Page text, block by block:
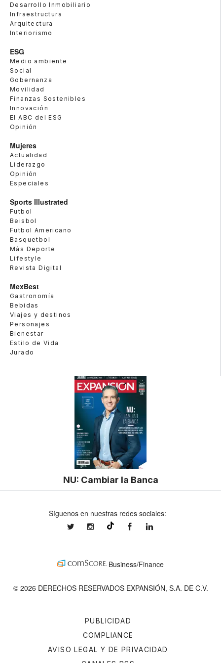
Desarrollo Inmobiliario
Infraestructura
Arquitectura
Interiorismo
ESG
Medio ambiente
Social
Gobernanza
Movilidad
Finanzas Sostenibles
Innovación
El ABC del ESG
Opinión
Mujeres
Actualidad
Liderazgo
Opinión
Especiales
Sports Illustrated
Futbol
Beisbol
Futbol Americano
Basquetbol
Más Deporte
Lifestyle
Revista Digital
MexBest
Gastronomía
Bebidas
Viajes y destinos
Personajes
Bienestar
Estilo de Vida
Jurado
NU: Cambiar la Banca
PUBLICIDAD
COMPLIANCE
AVISO LEGAL Y DE PRIVACIDAD
Síguenos en nuestras redes sociales:
expansionmxexpansionmx ExpansionMex
Business/Finance
© 2026 DERECHOS RESERVADOS EXPANSIÓN, S.A. DE C.V.